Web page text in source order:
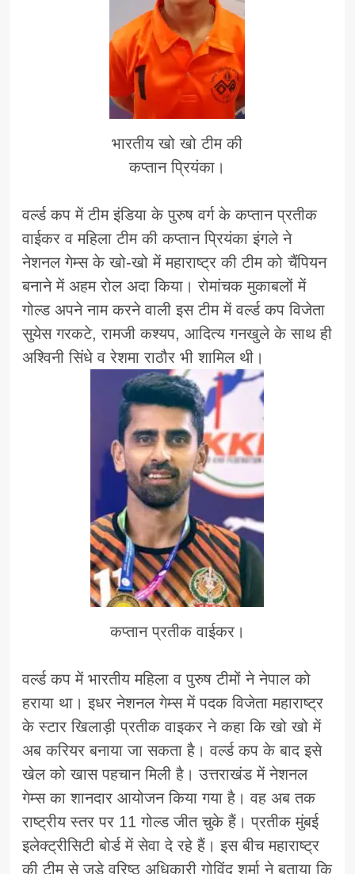
भारतीय खो खो टीम की
कप्तान प्रियंका।
वर्ल्ड कप में टीम इंडिया के पुरुष वर्ग के कप्तान प्रतीक
वाईकर व महिला टीम की कप्तान प्रियंका इंगले ने
नेशनल गेम्स के खो-खो में महाराष्ट्र की टीम को चैंपियन
बनाने में अहम रोल अदा किया। रोमांचक मुकाबलों में
गोल्ड अपने नाम करने वाली इस टीम में वर्ल्ड कप विजेता
सुयेस गरकटे, रामजी कश्यप, आदित्य गनखुले के साथ ही
अश्विनी सिंधे व रेशमा राठौर भी शामिल थी।
कप्तान प्रतीक वाईकर।
वर्ल्ड कप में भारतीय महिला व पुरुष टीमों ने नेपाल को
हराया था। इधर नेशनल गेम्स में पदक विजेता महाराष्ट्र
के स्टार खिलाड़ी प्रतीक वाइकर ने कहा कि खो खो में
अब करियर बनाया जा सकता है। वर्ल्ड कप के बाद इसे
खेल को खास पहचान मिली है। उत्तराखंड में नेशनल
गेम्स का शानदार आयोजन किया गया है। वह अब तक
राष्ट्रीय स्तर पर 11 गोल्ड जीत चुके हैं। प्रतीक मुंबई
इलेक्ट्रीसिटी बोर्ड में सेवा दे रहे हैं। इस बीच महाराष्ट्र
की टीम से जुड़े वरिष्ठ अधिकारी गोविंद शर्मा ने बताया कि